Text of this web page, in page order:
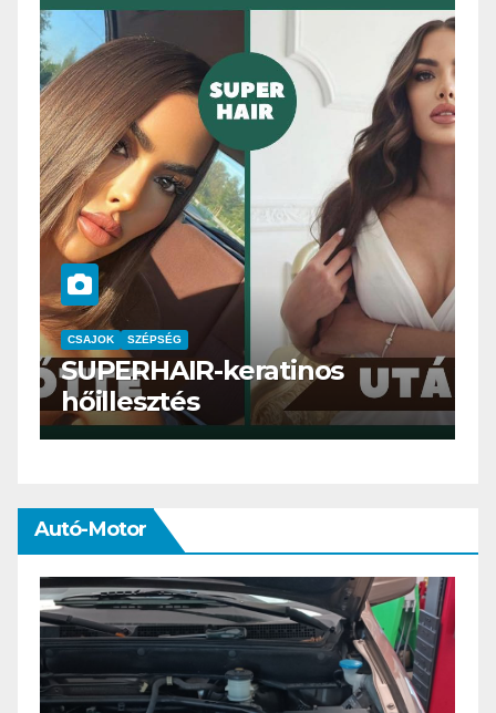
CSAJOK SMINK SZÉPSÉG
Szemöldök laminálás-az
meg mi?
Autó-Motor